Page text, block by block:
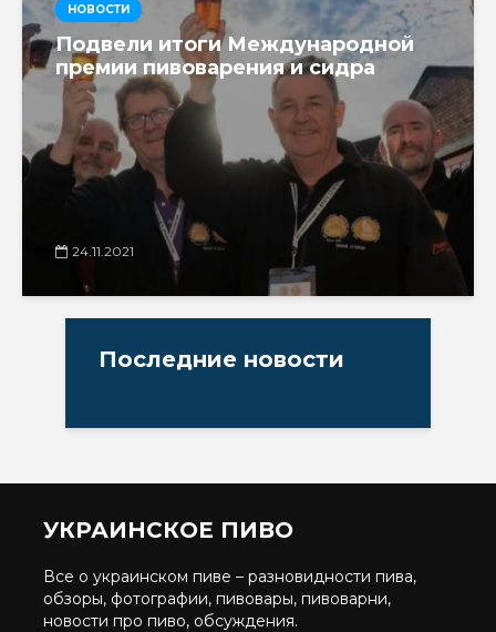
НОВОСТИ
Подвели итоги Международной
премии пивоварения и сидра
24.11.2021
Последние новости
УКРАИНСКОЕ ПИВО
Все о украинском пиве – разновидности пива,
обзоры, фотографии, пивовары, пивоварни,
новости про пиво, обсуждения.